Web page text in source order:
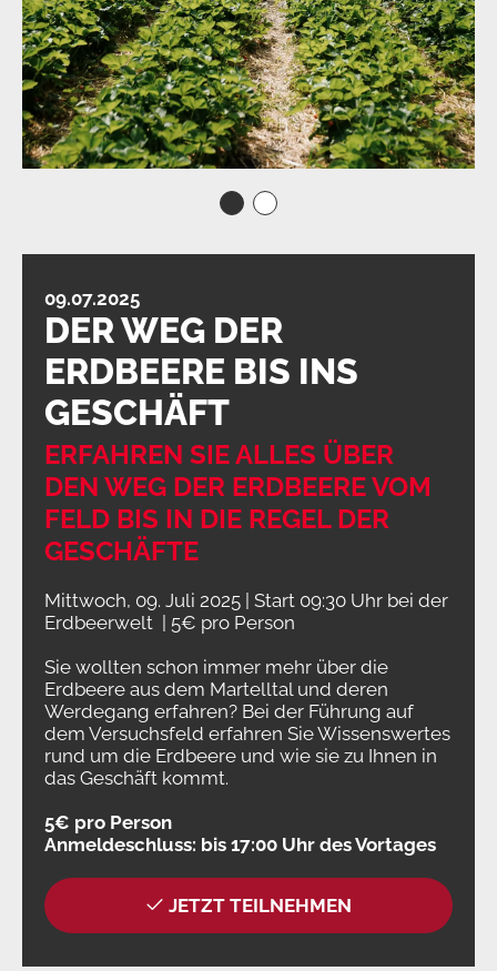
09.07.2025
DER WEG DER
ERDBEERE BIS INS
GESCHÄFT
ERFAHREN SIE ALLES ÜBER
DEN WEG DER ERDBEERE VOM
FELD BIS IN DIE REGEL DER
GESCHÄFTE
Mittwoch, 09. Juli 2025 | Start 09:30 Uhr bei der
Erdbeerwelt | 5€ pro Person
Sie wollten schon immer mehr über die
Erdbeere aus dem Martelltal und deren
Werdegang erfahren? Bei der Führung auf
dem Versuchsfeld erfahren Sie Wissenswertes
rund um die Erdbeere und wie sie zu Ihnen in
das Geschäft kommt.
5€ pro Person
Anmeldeschluss: bis 17:00 Uhr des Vortages
JETZT TEILNEHMEN